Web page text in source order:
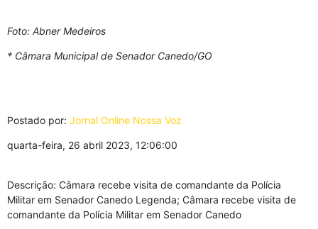
Foto: Abner Medeiros
* Câmara Municipal de Senador Canedo/GO
Postado por: Jornal Online Nossa Voz
quarta-feira, 26 abril 2023, 12:06:00
Descrição: Câmara recebe visita de comandante da Polícia
Militar em Senador Canedo Legenda; Câmara recebe visita de
comandante da Polícia Militar em Senador Canedo